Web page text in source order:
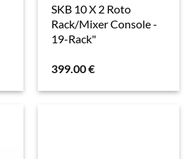
SKB 10 X 2 Roto
Rack/Mixer Console -
19-Rack"
399.00€